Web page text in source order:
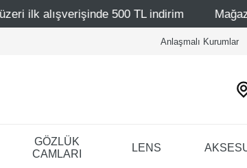
500 TL indirim Mağazalarımız –
Anlaşmalı Kurumlar
GÖZLÜK
CAMLARI
LENS